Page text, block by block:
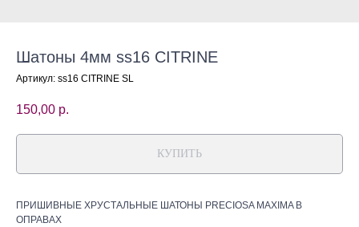
Шатоны 4мм ss16 CITRINE
Артикул: ss16 CITRINE SL
150,00 р.
КУПИТЬ
ПРИШИВНЫЕ ХРУСТАЛЬНЫЕ ШАТОНЫ PRECIOSA MAXIMA В
ОПРАВАХ